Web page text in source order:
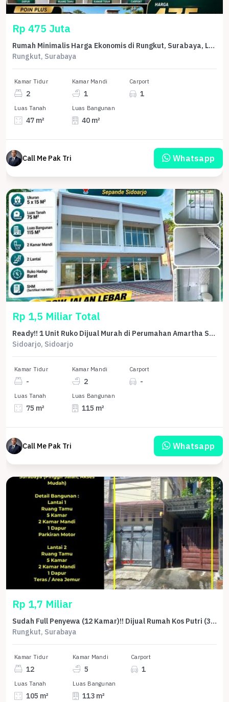
Rp 475 Juta
Rumah Minimalis Harga Ekonomis di Rungkut, Surabaya, LB 40m²
Rungkut, Surabaya
Kamar Tidur
2
Kamar Mandi
1
Carport
1
Luas Tanah
47 m²
Luas Bangunan
40 m²
Call Me Pak Tri Whatsapp
Rp 1,5 Miliar Total
Ready!! 1 Unit Ruko Dijual Murah di Perumahan Amartha Safira Sepande Sidoarjo
Sidoarjo, Sidoarjo
Kamar Tidur
-
Kamar Mandi
2
Carport
-
Luas Tanah
75 m²
Luas Bangunan
115 m²
Call Me Pak Tri Whatsapp
Rp 1,7 Miliar
Sudah Full Penyewa (12 Kamar)!! Dijual Rumah Kos Putri (3 Lantai) di Kedungbaruk Surabaya Timur
Rungkut, Surabaya
Kamar Tidur
12
Kamar Mandi
5
Carport
1
Luas Tanah
105 m²
Luas Bangunan
113 m²